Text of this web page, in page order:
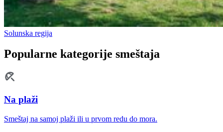
Solunska regija
Popularne kategorije smeštaja
Na plaži
Smeštaj na samoj plaži ili u prvom redu do mora.